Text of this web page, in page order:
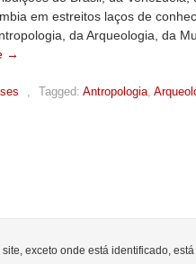
em estreitos laços de
da Arqueologia, da
→
, Tagged: Antropologia,
exceto onde está identificado,